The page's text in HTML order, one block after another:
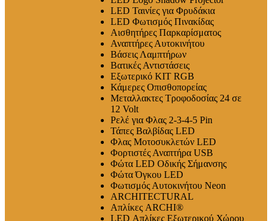
LED Ταινίες για Φρυδάκια
LED Φωτισμός Πινακίδας
Αισθητήρες Παρκαρίσματος
Αναπτήρες Αυτοκινήτου
Βάσεις Λαμπτήρων
Βατικές Αντιστάσεις
Εξωτερικό ΚΙΤ RGB
Κάμερες Οπισθοπορείας
Μεταλλακτες Τροφοδοσίας 24 σε
12 Volt
Ρελέ για Φλας 2-3-4-5 Pin
Τάπες Βαλβίδας LED
Φλας Μοτοσυκλετών LED
Φορτιστές Αναπτήρα USB
Φώτα LED Οδικής Σήμανσης
Φώτα Όγκου LED
Φωτισμός Αυτοκινήτου Neon
ARCHITECTURAL
Απλίκες ARCHI®
LED Απλίκες Εξωτερικού Χώρου